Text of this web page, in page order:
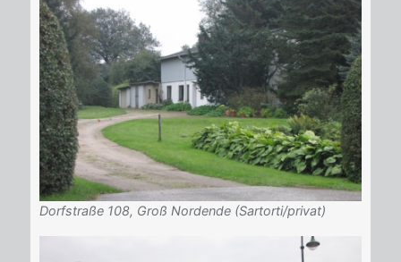
Dorfstraße 108, Groß Nordende (Sartorti/privat)